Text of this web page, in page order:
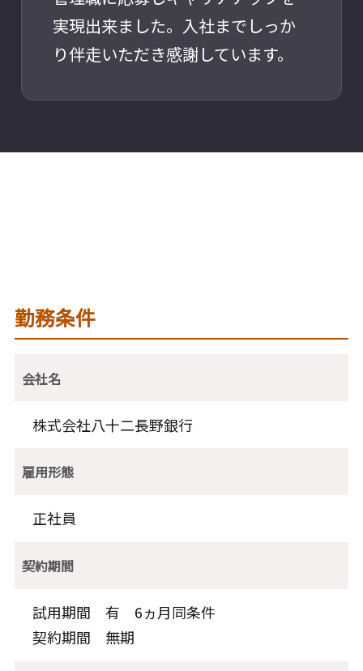
実現出来ました。入社までしっか
り伴走いただき感謝しています。
勤務条件
会社名
株式会社八十二長野銀行
雇用形態
正社員
契約期間
試用期間 有 6ヵ月同条件
契約期間 無期